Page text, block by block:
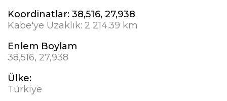
Koordinatlar: 38,516, 27,938
Kabe'ye Uzaklık: 2 214.39 km
Enlem Boylam
38,516, 27,938
Ülke:
Türkiye